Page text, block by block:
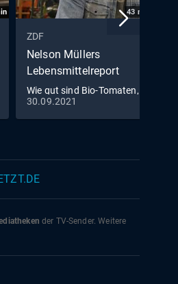
43 min
ZDF
Nelson Müllers
Lebensmittelreport
Wie gut sind Bio-Tomaten,
Edel-Rindfleisch &
Schokolade?
30.09.2021
der TV-Sender. Weitere